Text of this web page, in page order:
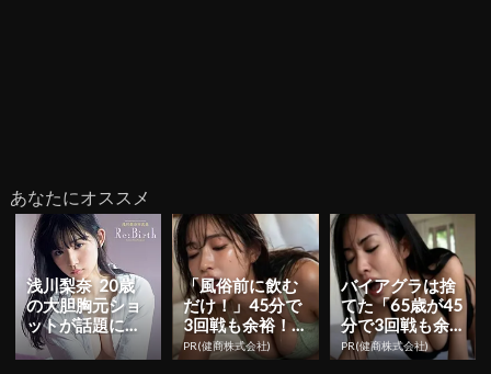
あなたにオススメ
浅川梨奈 20歳
の大胆胸元ショ
ットが話題に！
3rd写真集「Re:
Birth」...
「風俗前に飲む
だけ！」45分で
3回戦も余裕！9
80円で朝まで絶
好調
PR(健商株式会社)
バイアグラは捨
てた「65歳が45
分で3回戦も余
裕」980円で朝
まで絶好調！
PR(健商株式会社)